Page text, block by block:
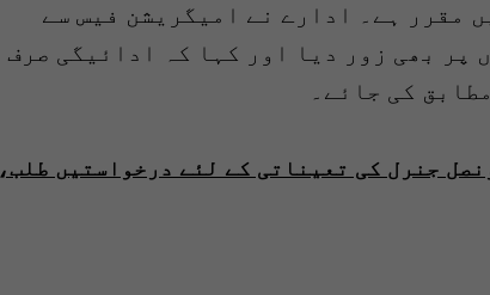
مقرر ہے۔ ادارے نے امیگریشن فیس سے
پر بھی زور دیا اور کہا کہ ادائیگی صرف
کی جائے۔
جنرل کی تعیناتی کے لئے درخواستیں طلب،